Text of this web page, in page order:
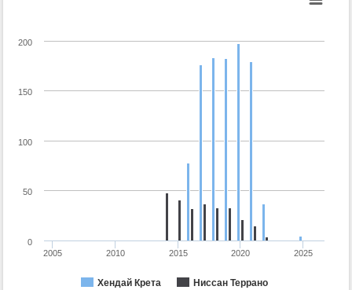
Хендай Крета Ниссан Террано
2005 2010 2015 2020 2025
0
50
100
150
200